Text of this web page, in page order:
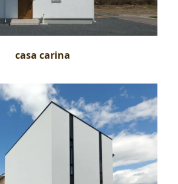
casa carina